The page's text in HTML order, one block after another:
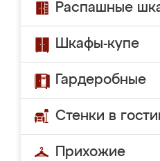
Распашные
Шкафы-купе
Гардеробные
Стенки в
Прихожие